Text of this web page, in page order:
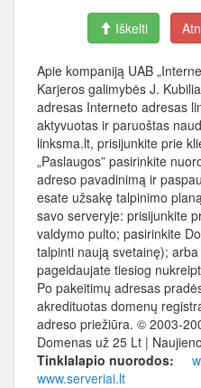
Iškelti
Apie kompaniją UAB
Karjeros galimybės J.
adresas Interneto adresas
aktyvuotas ir paruoštas
linksma.lt, prisijunkite prie
„Paslaugos” pasirinkite
adreso pavadinimą ir
esate užsakę talpinimo
savo serveryje: prisijunkite
valdymo pulto; pasirinkite
talpinti naują svetainę);
pageidaujate tiesiog
Po pakeitimų adresas
akredituotas domenų
adreso priežiūra. © 2003-
Domenas už 25 Lt |
Tinklalapio nuorodos:
www.serveriai.lt